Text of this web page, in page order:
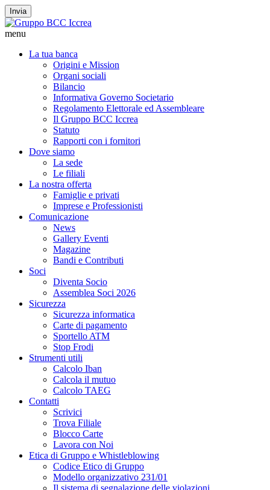
Invia
menu
La tua banca
Origini e Mission
Organi sociali
Bilancio
Informativa Governo Societario
Regolamento Elettorale ed Assembleare
Il Gruppo BCC Iccrea
Statuto
Rapporti con i fornitori
Dove siamo
La sede
Le filiali
La nostra offerta
Famiglie e privati
Imprese e Professionisti
Comunicazione
News
Gallery Eventi
Magazine
Bandi e Contributi
Soci
Diventa Socio
Assemblea Soci 2026
Sicurezza
Sicurezza informatica
Carte di pagamento
Sportello ATM
Stop Frodi
Strumenti utili
Calcolo Iban
Calcola il mutuo
Calcolo TAEG
Contatti
Scrivici
Trova Filiale
Blocco Carte
Lavora con Noi
Etica di Gruppo e Whistleblowing
Codice Etico di Gruppo
Modello organizzativo 231/01
Il sistema di segnalazione delle violazioni